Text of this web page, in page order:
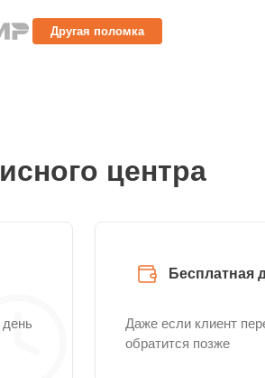
Другая поломка
центра
Бесплатная
Даже если клиент
обратится позже